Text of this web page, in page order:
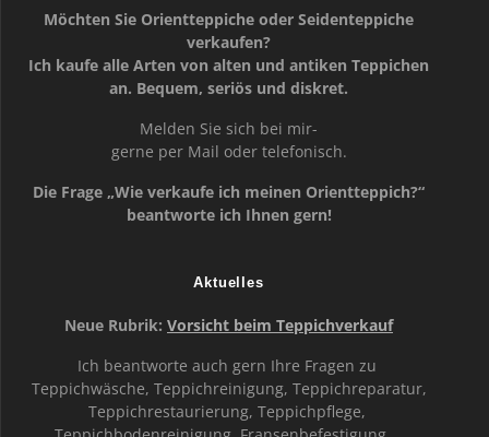
Möchten Sie Orientteppiche oder Seidenteppiche
verkaufen?
Ich kaufe alle Arten von alten und antiken Teppichen
an. Bequem, seriös und diskret.
Melden Sie sich bei mir-
gerne per Mail oder telefonisch.
Die Frage „Wie verkaufe ich meinen Orientteppich?“
beantworte ich Ihnen gern!
Aktuelles
Neue Rubrik: Vorsicht beim Teppichverkauf
Ich beantworte auch gern Ihre Fragen zu
Teppichwäsche, Teppichreinigung, Teppichreparatur,
Teppichrestaurierung, Teppichpflege,